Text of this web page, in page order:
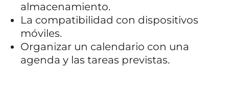
almacenamiento.
La compatibilidad con dispositivos
móviles.
Organizar un calendario con una
agenda y las tareas previstas.